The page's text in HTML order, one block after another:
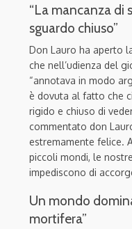
“La mancanza di
sguardo chiuso”
Don Lauro ha aperto
che nell’udienza del
“annotava in modo
è dovuta al fatto che
rigido e chiuso di
commentato don
estremamente felice.
piccoli mondi, le
impediscono di
Un mondo
mortifera”